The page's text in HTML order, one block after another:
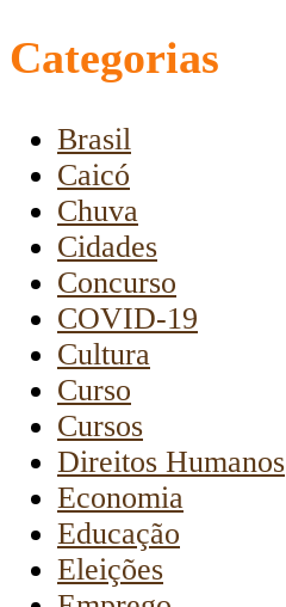
Categorias
Brasil
Caicó
Chuva
Cidades
Concurso
COVID-19
Cultura
Curso
Cursos
Direitos Humanos
Economia
Educação
Eleições